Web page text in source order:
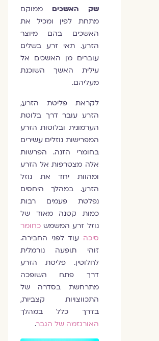
שק האשכיםממוקם
מתחת לפין ומכיל את
האשכים בהם מיוצר
הזרע. תאי זרע בשלים
עוברים מן האשכים אל
עילית האשך השוכנת
מעליהם.
לקראת פליטת הזרע,
הזרע עובר דרך בלוטת
הערמונית ובלוטות הזרע
המפרישות נוזלים עשירים
בחומרי הזנה. הפרשות
אלה מצטרפות אל הזרע
ומהוות יחד את נוזל
הזרע. במהלך היחסים
נפלטת פעמים רבות
כמות קטנה מאוד של
נוזל זרע המשמשכחומר
סיכהעוד לפני החבירה.
זוהי תופעה נורמלית
לחלוטין. פליטת הזרע
דרך פתח השופכה
מתרחשת בסדרה של
התכווצויות קצביות,
בדרך כלל במהלך
האורגזמה של הגבר.